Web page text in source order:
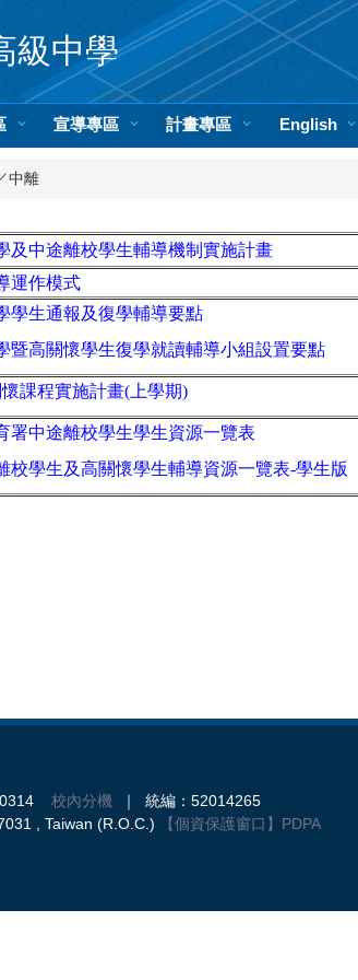
級中學
宣導專區 計畫專區 English
中離
及中途離校學生輔導機制實施計畫
運作模式
學生通報及復學輔導要點
暨高關懷學生復學就讀輔導小組設置要點
課程實施計畫(上學期)
署中途離校學生學生資源一覽表
校學生及高關懷學生輔導資源一覽表-學生版
校內分機 ｜ 統編：52014265
, Taiwan (R.O.C.)
【個資保護窗口】 PDPA